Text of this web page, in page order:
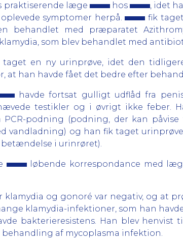
læge hos
, idet
symptomer herpå.
fik
behandlet med præparatet
som blev behandlet med
taget en ny urinprøve, idet den
at han havde fået det bedre efter
havde fortsat gulligt udflåd fra
testikler og i øvrigt ikke feber.
podning (podning, der kan
vandladning) og han fik taget
betændelse i urinrøret).
løbende korrespondance med
og gonoré var negativ, og at
klamydia-infektioner, som han
bakterieresistens. Han blev henvist
af mycoplasma infektion.